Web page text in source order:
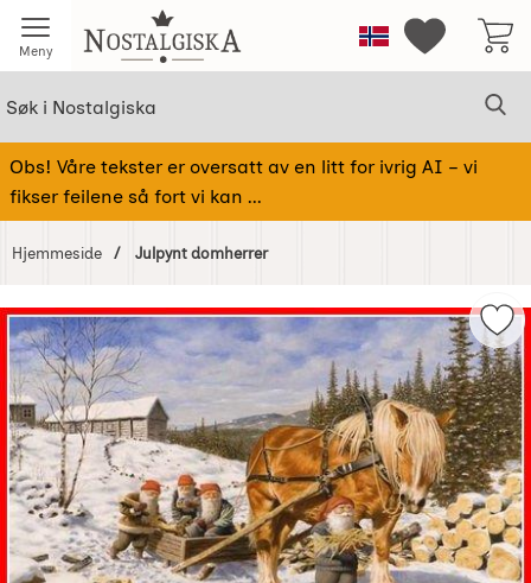
Meny Startsiden for NostalgiskaNorge Mine
Obs! Våre tekster er oversatt av en litt for ivrig AI – vi
fikser feilene så fort vi kan ...
Hjemmeside Julpynt domherrer
over
Bilder